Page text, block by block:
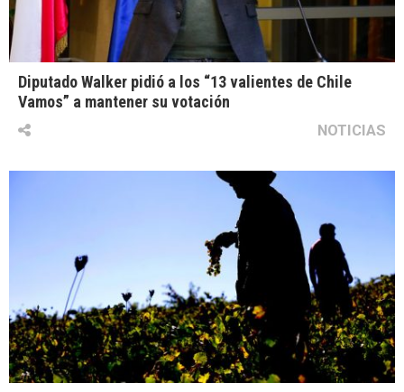
Diputado Walker pidió a los “13 valientes de Chile
Vamos” a mantener su votación
NOTICIAS